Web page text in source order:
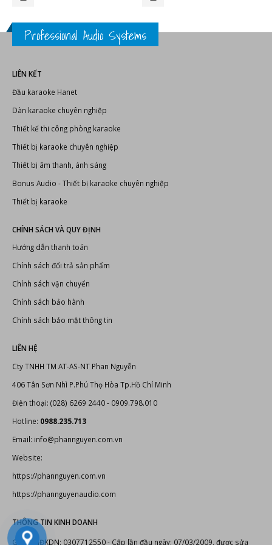
Professional Audio Systems
LIÊN KẾT
Đầu karaoke Hanet
Dàn karaoke chuyên nghiệp
Thiết kế thi công phòng karaoke
Thiết bị karaoke chuyên nghiệp
Thiết bị âm thanh, ánh sáng
Bonus Audio -Thiết bị karaoke chuyên nghiệp
Thiết bị karaoke
CHÍNH SÁCH VÀ QUY ĐỊNH
Hướng dẫn thanh toán
Chính sách đổi trả sản phẩm
Chính sách vận chuyển
Chính sách bảo hành
Chính sách bảo mật thông tin
LIÊN HỆ
Cty TNHH TM AT-AS-NT Phan Nguyễn
406 Tân Sơn Nhì P.Phú Thọ Hòa Tp.Hồ Chí Minh
Điện thoại: (028) 6269 2440 - 0909.798.010
Hotline: 0988.235.713
Email: info@phannguyen.com.vn
Website:
https://phannguyen.com.vn
https://phannguyenaudio.com
THÔNG TIN KINH DOANH
Giấy CNĐKDN: 0307712550 - Cấp lần đầu ngày: 07/03/2009, được sửa